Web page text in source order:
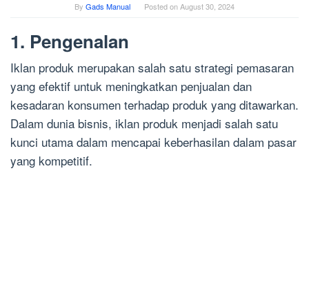
By Gads Manual Posted onAugust 30, 2024
1. Pengenalan
Iklan produk merupakan salah satu strategi pemasaran
yang efektif untuk meningkatkan penjualan dan
kesadaran konsumen terhadap produk yang ditawarkan.
Dalam dunia bisnis, iklan produk menjadi salah satu
kunci utama dalam mencapai keberhasilan dalam pasar
yang kompetitif.